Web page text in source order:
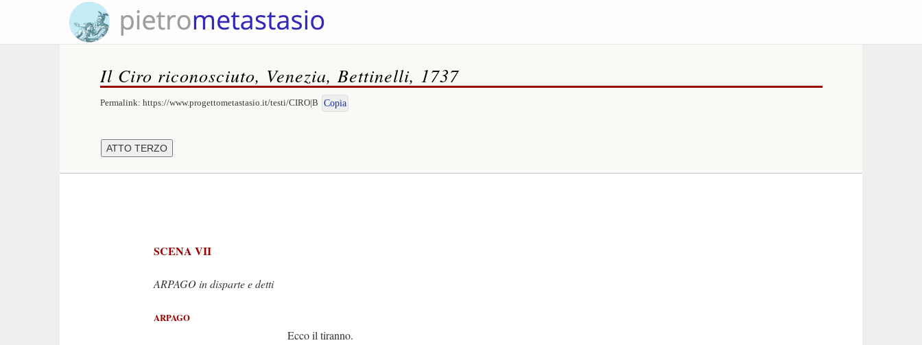
Il Ciro riconosciuto, Venezia, Bettinelli, 1737
Permalink: https://www.progettometastasio.it/testi/CIRO|B Copia
SCENA VII
ARPAGO in disparte e detti
ARPAGO
Ecco il tiranno.